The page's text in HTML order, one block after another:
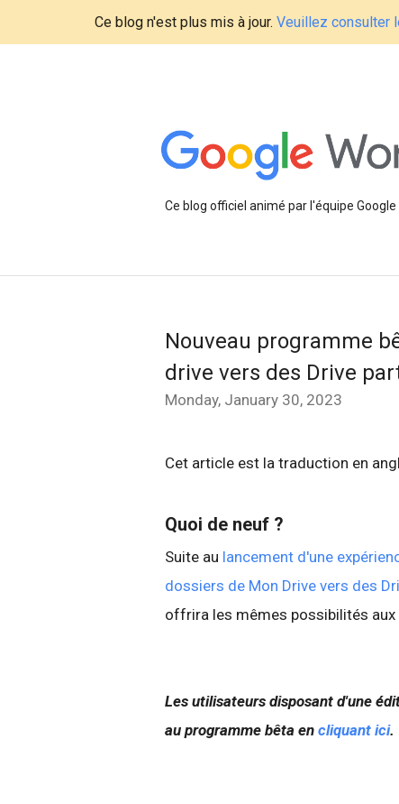
Ce blog n'est plus mis à jour. Veuillez consulter
Ce blog officiel animé par l'équipe
Nouveau programme
drive vers des Drive
Monday, January 30, 2023
Cet article est la traduction en
Quoi de neuf ?
Suite au lancement d'une
dossiers de Mon Drive vers des
offrira les mêmes possibilités
Les utilisateurs disposant d'une
au programme bêta en cliquant ici.